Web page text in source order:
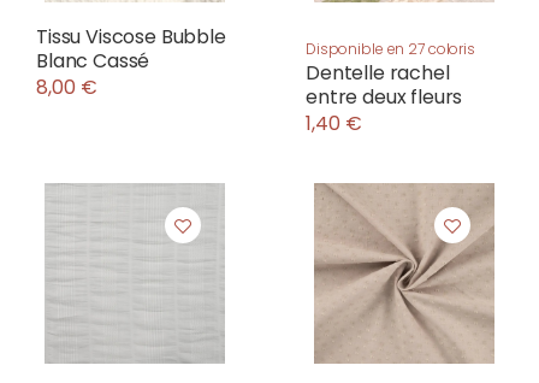
Tissu Viscose Bubble
Blanc Cassé
8,00 €
Disponible en 27 coloris
Dentelle rachel
entre deux fleurs
1,40 €